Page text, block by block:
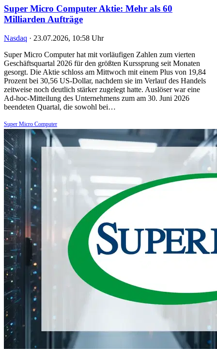
Super Micro Computer Aktie: Mehr als 60
Milliarden Aufträge
Nasdaq · 23.07.2026, 10:58 Uhr
Super Micro Computer hat mit vorläufigen Zahlen zum vierten
Geschäftsquartal 2026 für den größten Kurssprung seit Monaten
gesorgt. Die Aktie schloss am Mittwoch mit einem Plus von 19,84
Prozent bei 30,56 US-Dollar, nachdem sie im Verlauf des Handels
zeitweise noch deutlich stärker zugelegt hatte. Auslöser war eine
Ad-hoc-Mitteilung des Unternehmens zum am 30. Juni 2026
beendeten Quartal, die sowohl bei…
Super Micro Computer